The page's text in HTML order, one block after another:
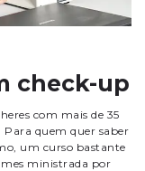
check-up
com mais de 35
Para quem quer saber
um curso bastante
ministrada por